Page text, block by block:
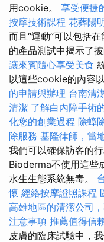
用cookie。 享受便捷
按摩技術課程 花葬陽
而且“運動”可以包括
的產品測試中揭示了
讓來賓隨心享受美食
以這些cookie的內容
的申請與辦理 台南清
清潔 了解白內障手術
化您的創業過程 除蟑
除服務 基隆律師，當
我們可以確保訪客的
Bioderma不使用這些
水生生態系統無毒。
懷 經絡按摩證照課程
高雄地區的清潔公司
注意事項 推薦值得信
皮膚的臨床試驗中，